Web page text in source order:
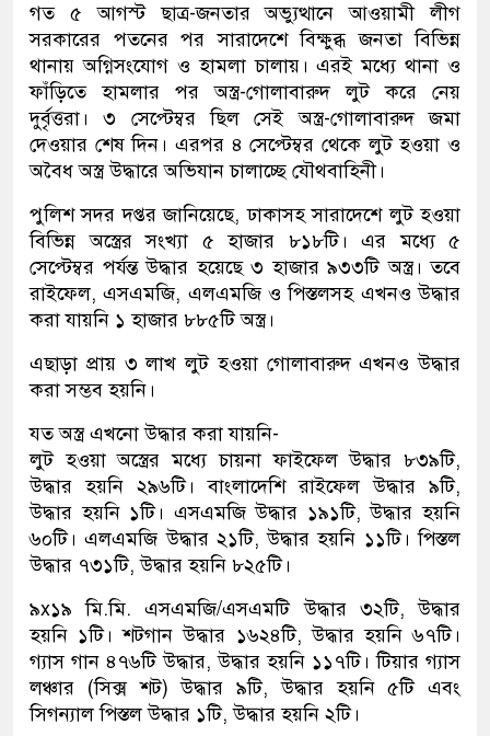
গত ৫ আগস্ট ছাত্র-জনতার অভ্যুত্থানে আওয়ামী লীগ
সরকারের পতনের পর সারাদেশে বিক্ষুব্ধ জনতা বিভিন্ন
থানায় অগ্নিসংযোগ ও হামলা চালায়। এরই মধ্যে থানা ও
ফাঁড়িতে হামলার পর অস্ত্র-গোলাবারুদ লুট করে নেয়
দুর্বৃত্তরা। ৩ সেপ্টেম্বর ছিল সেই অস্ত্র-গোলাবারুদ জমা
দেওয়ার শেষ দিন। এরপর ৪ সেপ্টেম্বর থেকে লুট হওয়া ও
অবৈধ অস্ত্র উদ্ধারে অভিযান চালাচ্ছে যৌথবাহিনী।
পুলিশ সদর দপ্তর জানিয়েছে, ঢাকাসহ সারাদেশে লুট হওয়া
বিভিন্ন অস্ত্রের সংখ্যা ৫ হাজার ৮১৮টি। এর মধ্যে ৫
সেপ্টেম্বর পর্যন্ত উদ্ধার হয়েছে ৩ হাজার ৯৩৩টি অস্ত্র। তবে
রাইফেল, এসএমজি, এলএমজি ও পিস্তলসহ এখনও উদ্ধার
করা যায়নি ১ হাজার ৮৮৫টি অস্ত্র।
এছাড়া প্রায় ৩ লাখ লুট হওয়া গোলাবারুদ এখনও উদ্ধার
করা সম্ভব হয়নি।
যত অস্ত্র এখনো উদ্ধার করা যায়নি-
লুট হওয়া অস্ত্রের মধ্যে চায়না ফাইফেল উদ্ধার ৮৩৯টি,
উদ্ধার হয়নি ২৯৬টি। বাংলাদেশি রাইফেল উদ্ধার ৯টি,
উদ্ধার হয়নি ১টি। এসএমজি উদ্ধার ১৯১টি, উদ্ধার হয়নি
৬০টি। এলএমজি উদ্ধার ২১টি, উদ্ধার হয়নি ১১টি। পিস্তল
উদ্ধার ৭৩১টি, উদ্ধার হয়নি ৮২৫টি।
৯x১৯ মি.মি. এসএমজি/এসএমটি উদ্ধার ৩২টি, উদ্ধার
হয়নি ১টি। শটগান উদ্ধার ১৬২৪টি, উদ্ধার হয়নি ৬৭টি।
গ্যাস গান ৪৭৬টি উদ্ধার, উদ্ধার হয়নি ১১৭টি। টিয়ার গ্যাস
লঞ্চার (সিক্স শট) উদ্ধার ৯টি, উদ্ধার হয়নি ৫টি এবং
সিগন্যাল পিস্তল উদ্ধার ১টি, উদ্ধার হয়নি ২টি।